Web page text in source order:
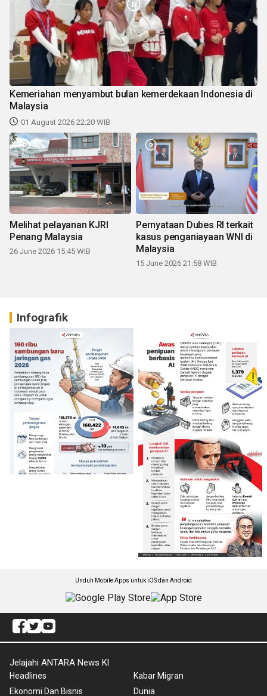
Kemeriahan menyambut bulan kemerdekaan Indonesia di
Malaysia
01 August 2026 22:20 WIB
Melihat pelayanan KJRI
Penang Malaysia
26 June 2026 15:45 WIB
Pernyataan Dubes RI terkait
kasus penganiayaan WNI di
Malaysia
15 June 2026 21:58 WIB
Infografik
Unduh Mobile Apps untuk iOS dan Android
Jelajahi ANTARA News Kl
Headlines
Ekonomi Dan Bisnis
Kabar Migran
Dunia